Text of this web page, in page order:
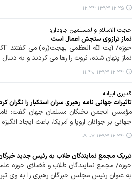
۱۳۹۳-۱۲-۲۵ ۱۲:۲۴
حجت الاسلام والمسلمین جاودان:
نماز ترازوی سنجش اعمال است
حوزه/ آیت الله العظمی بهجت(ره) می گفتند
نماز پنهان شده، ثروت را رها می کردند و به دنبال
۱۳۹۳-۱۲-۲۴ ۱۱:۴۰
قدیری ابیانه:
تاثیرات جهانی نامه رهبری سران استکبار را نگران کرد
مؤسس انجمن نخبگان مسلمان جهان گفت: نامه
جهانی بر جوانان اروپا و آمریکا، باعث ایجاد
۱۳۹۳-۱۲-۲۴ ۰۹:۰۷
تبریک مجمع نمایندگان طلاب به رئیس جدید
حوزه/ مجمع نمایندگان طلاب و فضلای حوزه
به عنوان رئیس مجلس خبرگان رهبری را به وی